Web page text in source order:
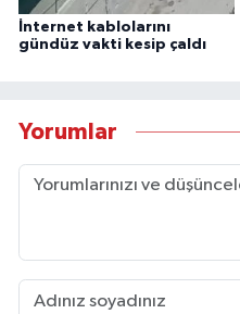
İnternet kablolarını
gündüz vakti kesip çaldı
Yorumlar